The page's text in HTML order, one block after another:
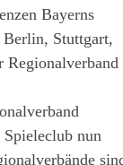
Bayerns
Stuttgart,
Regionalverband
nun